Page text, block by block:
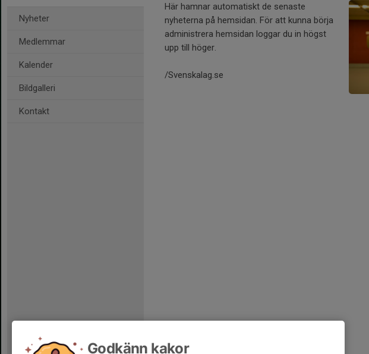
Nyheter
Medlemmar
Kalender
Bildgalleri
Kontakt
Här hamnar automatiskt de senaste
nyheterna på hemsidan. För att kunna börja
administrera hemsidan loggar du in högst
upp till höger.
/Svenskalag.se
Godkänn kakor